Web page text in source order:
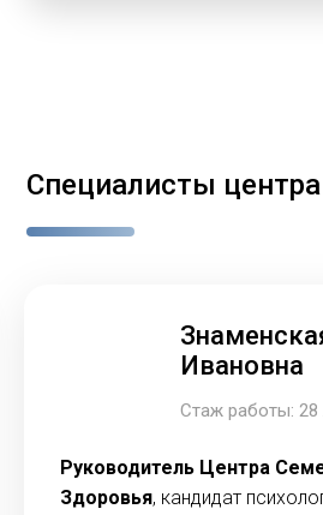
Специалисты центра
Ивановна
Стаж работы: 28
Руководитель Центра
Здоровья, кандидат